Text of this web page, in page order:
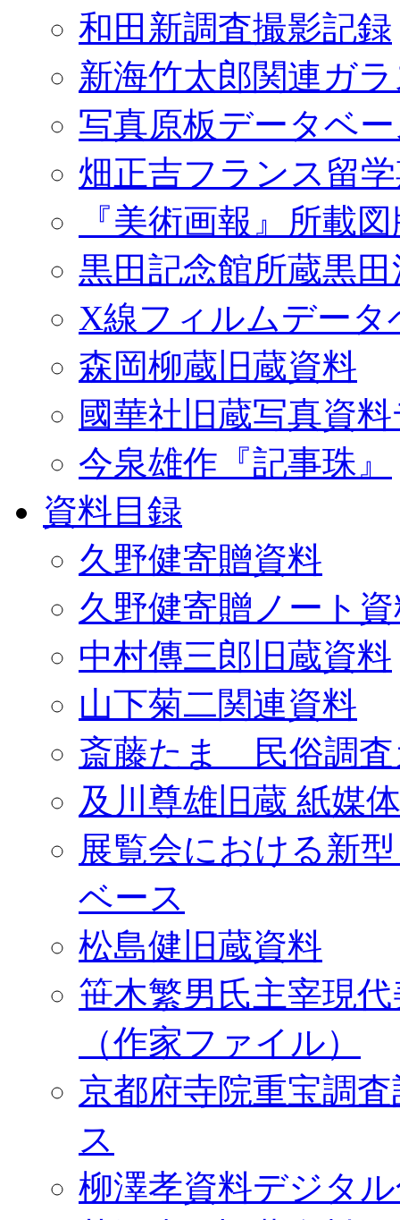
和田新調査撮影記録
新海竹太郎関連ガ
写真原板データベ
畑正吉フランス留
『美術画報』所載
黒田記念館所蔵黒
X線フィルムデータ
森岡柳蔵旧蔵資料
國華社旧蔵写真資
今泉雄作『記事珠』
資料目録
久野健寄贈資料
久野健寄贈ノート
中村傳三郎旧蔵資料
山下菊二関連資料
斎藤たま 民俗調査
及川尊雄旧蔵 紙媒
展覧会における新
ベース
松島健旧蔵資料
笹木繁男氏主宰現
（作家ファイル）
京都府寺院重宝調
ス
柳澤孝資料デジタ